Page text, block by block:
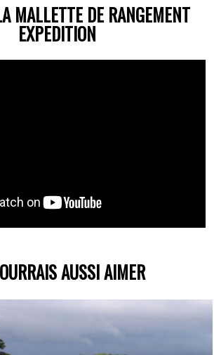
MALLETTE DE RANGEMENT
EXPEDITION
AUSSI AIMER